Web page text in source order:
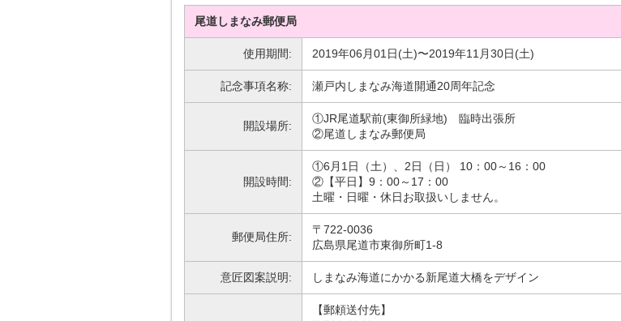
尾道しまなみ郵便局
使用期間: 2019年06月01日(土)〜2019年11月30日(土)
記念事項名称: 瀬戸内しまなみ海道開通20周年記念
開設場所:
①JR尾道駅前(東御所緑地) 臨時出張所
②尾道しまなみ郵便局
開設時間:
①6月1日（土）、2日（日） 10：00～16：00
②【平日】9：00～17：00
土曜・日曜・休日お取扱いしません。
郵便局住所:
〒722-0036
広島県尾道市東御所町1-8
意匠図案説明: しまなみ海道にかかる新尾道大橋をデザイン
【郵頼送付先】